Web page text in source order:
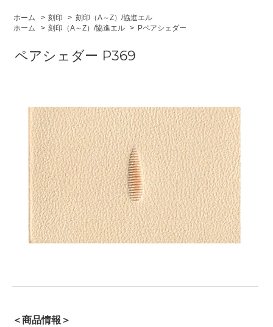
ホーム > 刻印 > 刻印（A～Z）/協進エル
ホーム
> 刻印（A～Z）/協進エル > Pペアシェダー
ペアシェダー P369
＜商品情報＞